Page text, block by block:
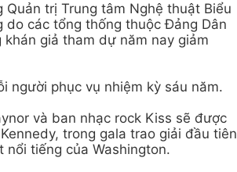
trị Trung tâm Nghệ thuật Biểu
do các tổng thống thuộc Đảng Dân
giả tham dự năm nay giảm
người phục vụ nhiệm kỳ sáu năm.
và ban nhạc rock Kiss sẽ được
trong gala trao giải đầu tiên
tiếng của Washington.